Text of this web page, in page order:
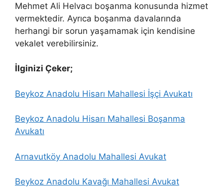
Mehmet Ali Helvacı boşanma konusunda hizmet
vermektedir. Ayrıca boşanma davalarında
herhangi bir sorun yaşamamak için kendisine
vekalet verebilirsiniz.
İlginizi Çeker;
Beykoz Anadolu Hisarı Mahallesi İşçi Avukatı
Beykoz Anadolu Hisarı Mahallesi Boşanma
Avukatı
Arnavutköy Anadolu Mahallesi Avukat
Beykoz Anadolu Kavağı Mahallesi Avukat